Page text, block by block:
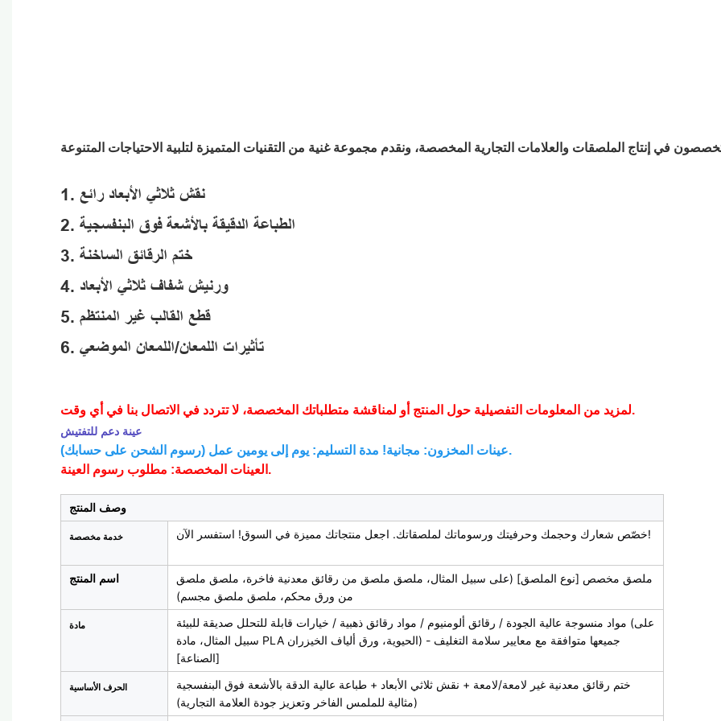
1. نقش ثلاثي الأبعاد رائع
2. الطباعة الدقيقة بالأشعة فوق البنفسجية
3. ختم الرقائق الساخنة
4. ورنيش شفاف ثلاثي الأبعاد
5. قطع القالب غير المنتظم
6. تأثيرات اللمعان/اللمعان الموضعي
لمزيد من المعلومات التفصيلية حول المنتج أو لمناقشة متطلباتك المخصصة، لا تتردد في الاتصال بنا في أي وقت.
عينة دعم للتفتيش
عينات المخزون: مجانية! مدة التسليم: يوم إلى يومين عمل (رسوم الشحن على حسابك).
العينات المخصصة: مطلوب رسوم العينة.
وصف المنتج
خدمة مخصصة خصّص شعارك وحجمك وحرفيتك ورسوماتك لملصقاتك. اجعل منتجاتك مميزة في السوق! استفسر الآن!
اسم المنتج
ملصق مخصص [نوع الملصق] (على سبيل المثال، ملصق ملصق من رقائق معدنية فاخرة، ملصق ملصق
من ورق محكم، ملصق ملصق مجسم)
مادة
مواد منسوجة عالية الجودة / رقائق ألومنيوم / مواد رقائق ذهبية / خيارات قابلة للتحلل صديقة للبيئة (على
سبيل المثال، مادة PLA الحيوية، ورق ألياف الخيزران) - جميعها متوافقة مع معايير سلامة التغليف
[الصناعة]
الحرف الأساسية
ختم رقائق معدنية غير لامعة/لامعة + نقش ثلاثي الأبعاد + طباعة عالية الدقة بالأشعة فوق البنفسجية
(مثالية للملمس الفاخر وتعزيز جودة العلامة التجارية)